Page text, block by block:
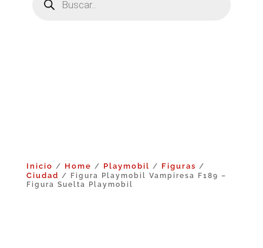
productos
Inicio / Home / Playmobil / Figuras /
Ciudad / Figura Playmobil Vampiresa F189 –
Figura Suelta Playmobil